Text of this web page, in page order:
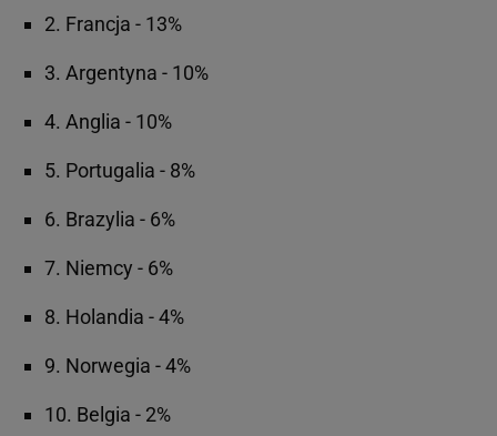
2. Francja - 13%
3. Argentyna - 10%
4. Anglia - 10%
5. Portugalia - 8%
6. Brazylia - 6%
7. Niemcy - 6%
8. Holandia - 4%
9. Norwegia - 4%
10. Belgia - 2%